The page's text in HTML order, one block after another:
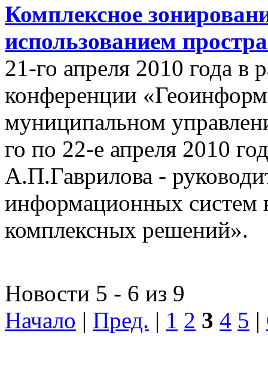
Комплексное
использованием
21-го апреля 2010 года в
конференции
муниципальном
го по 22-е апреля 2010
А.П.Гаврилова -
информационных систем
комплексных решений».
Новости 5 - 6 из 9
Начало | Пред. | 1 2 3 4 5 |